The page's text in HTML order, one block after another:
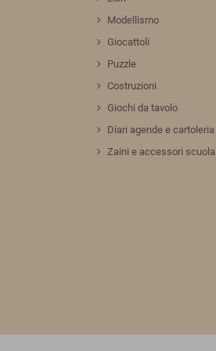
Modellismo
Giocattoli
Puzzle
Costruzioni
Giochi da tavolo
Diari agende e cartoleria
Zaini e accessori scuola